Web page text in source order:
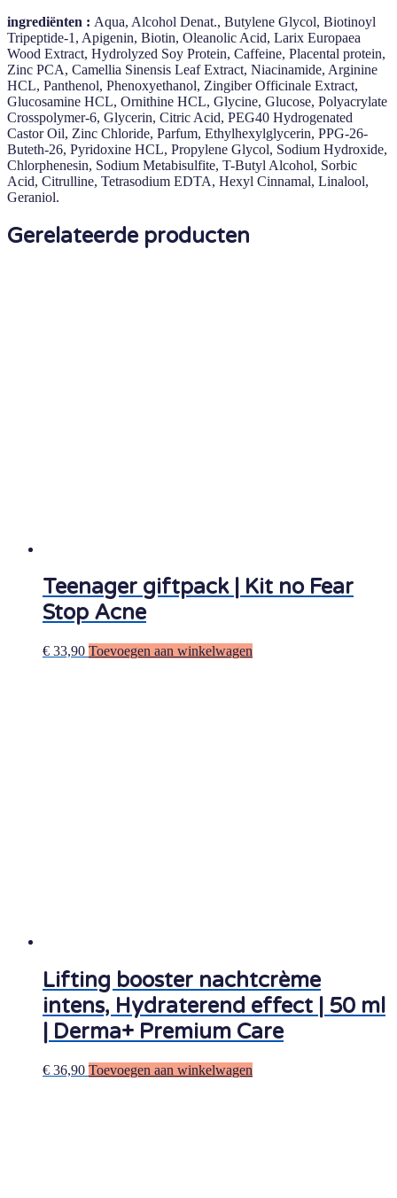
ingrediënten : Aqua, Alcohol Denat., Butylene Glycol, Biotinoyl
Tripeptide-1, Apigenin, Biotin, Oleanolic Acid, Larix Europaea
Wood Extract, Hydrolyzed Soy Protein, Caffeine, Placental protein,
Zinc PCA, Camellia Sinensis Leaf Extract, Niacinamide, Arginine
HCL, Panthenol, Phenoxyethanol, Zingiber Officinale Extract,
Glucosamine HCL, Ornithine HCL, Glycine, Glucose, Polyacrylate
Crosspolymer-6, Glycerin, Citric Acid, PEG40 Hydrogenated
Castor Oil, Zinc Chloride, Parfum, Ethylhexylglycerin, PPG-26-
Buteth-26, Pyridoxine HCL, Propylene Glycol, Sodium Hydroxide,
Chlorphenesin, Sodium Metabisulfite, T-Butyl Alcohol, Sorbic
Acid, Citrulline, Tetrasodium EDTA, Hexyl Cinnamal, Linalool,
Geraniol.
Gerelateerde producten
Teenager giftpack | Kit no Fear
Stop Acne
€ 33,90 Toevoegen aan winkelwagen
Lifting booster nachtcrème
intens, Hydraterend effect | 50 ml
| Derma+ Premium Care
€ 36,90 Toevoegen aan winkelwagen